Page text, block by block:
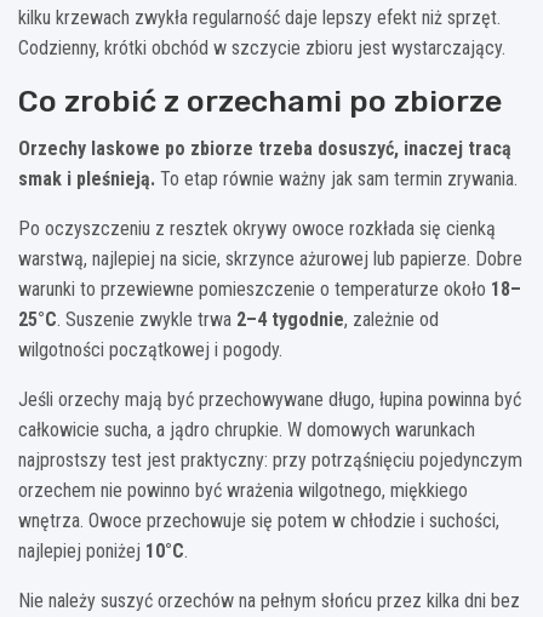
kilku krzewach zwykła regularność daje lepszy efekt niż sprzęt.
Codzienny, krótki obchód w szczycie zbioru jest wystarczający.
Co zrobić z orzechami po zbiorze
Orzechy laskowe po zbiorze trzeba dosuszyć, inaczej tracą
smak i pleśnieją. To etap równie ważny jak sam termin zrywania.
Po oczyszczeniu z resztek okrywy owoce rozkłada się cienką
warstwą, najlepiej na sicie, skrzynce ażurowej lub papierze. Dobre
warunki to przewiewne pomieszczenie o temperaturze około 18–
25°C. Suszenie zwykle trwa 2–4 tygodnie, zależnie od
wilgotności początkowej i pogody.
Jeśli orzechy mają być przechowywane długo, łupina powinna być
całkowicie sucha, a jądro chrupkie. W domowych warunkach
najprostszy test jest praktyczny: przy potrząśnięciu pojedynczym
orzechem nie powinno być wrażenia wilgotnego, miękkiego
wnętrza. Owoce przechowuje się potem w chłodzie i suchości,
najlepiej poniżej 10°C.
Nie należy suszyć orzechów na pełnym słońcu przez kilka dni bez